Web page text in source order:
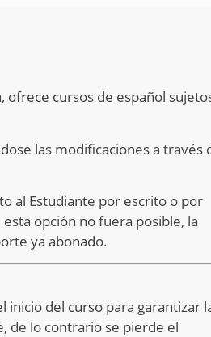
ofrece cursos de español
las modificaciones a través
al Estudiante por escrito o por
opción no fuera posible, la
ya abonado.
inicio del curso para garantizar
de lo contrario se pierde el